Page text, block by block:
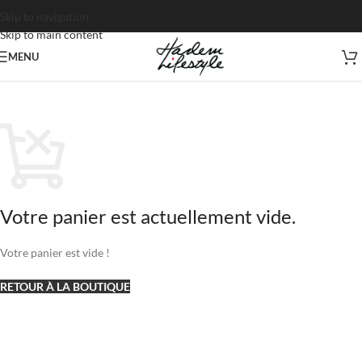
Skip to main content
MENU
Votre panier est actuellement vide.
Votre panier est vide !
RETOUR À LA BOUTIQUE